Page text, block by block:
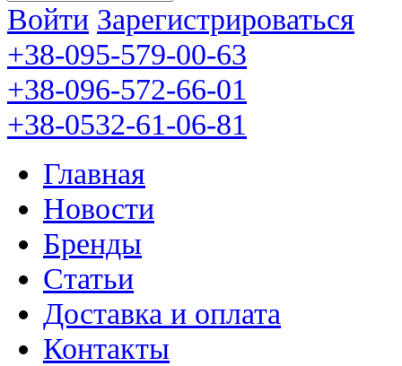
Войти Зарегистрироваться
+38-095-579-00-63
+38-096-572-66-01
+38-0532-61-06-81
Главная
Новости
Бренды
Статьи
Доставка и оплата
Контакты